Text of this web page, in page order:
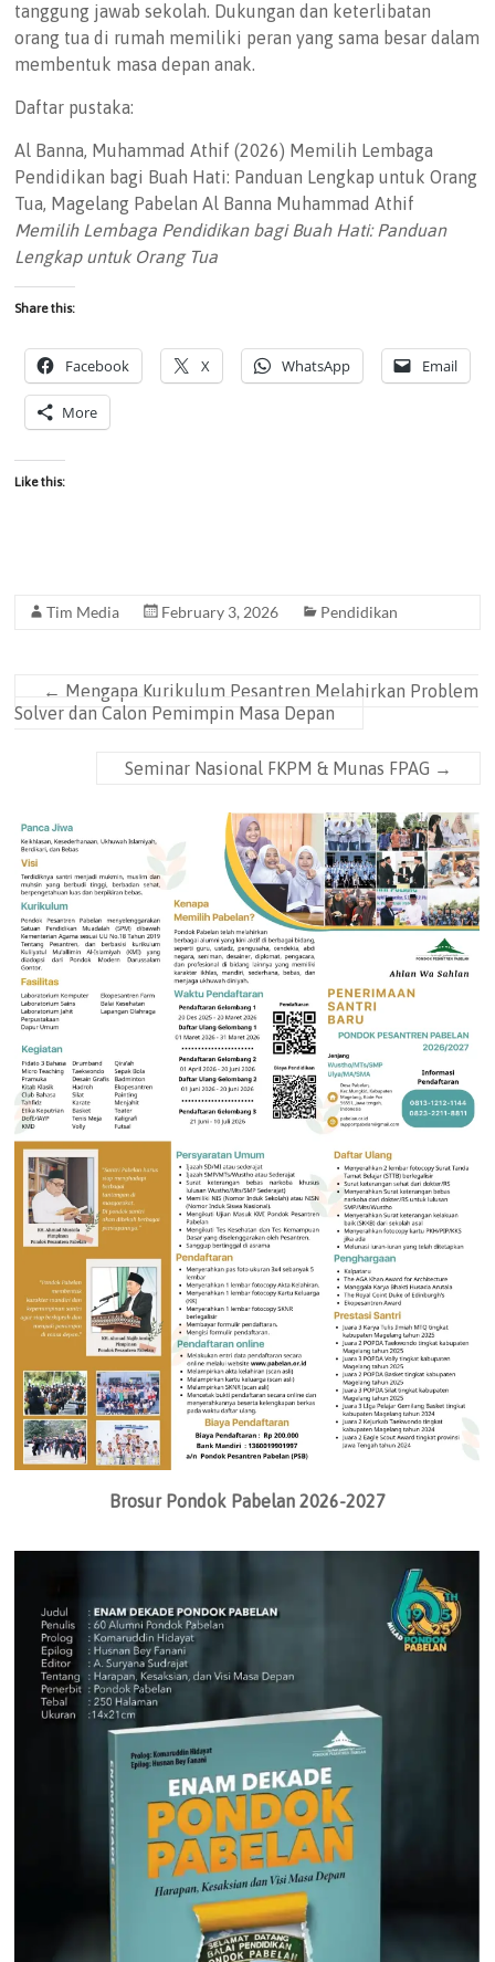
tanggung jawab sekolah. Dukungan dan keterlibatan
orang tua di rumah memiliki peran yang sama besar dalam
membentuk masa depan anak.
Daftar pustaka:
Al Banna, Muhammad Athif (2026) Memilih Lembaga
Pendidikan bagi Buah Hati: Panduan Lengkap untuk Orang
Tua, Magelang Pabelan Al Banna Muhammad Athif
Memilih Lembaga Pendidikan bagi Buah Hati: Panduan
Lengkap untuk Orang Tua
Share this:
Facebook X WhatsApp Email
More
Like this:
Tim Media February 3, 2026 Pendidikan
← Mengapa Kurikulum Pesantren Melahirkan Problem
Solver dan Calon Pemimpin Masa Depan
Seminar Nasional FKPM & Munas FPAG →
Brosur Pondok Pabelan 2026-2027